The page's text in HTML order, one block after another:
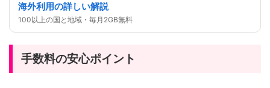
海外利用の詳しい解説
100以上の国と地域・毎月2GB無料
手数料の安心ポイント